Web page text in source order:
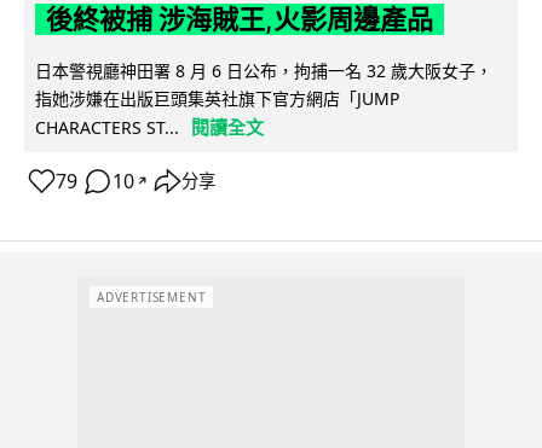
後終被捕 涉海賊王,火影周邊產品
日本警視廳神田署 8 月 6 日公布，拘捕一名 32 歲大阪女子，
指她涉嫌在出版巨頭集英社旗下官方網店「JUMP
CHARACTERS ST...
閱讀全文
79 10 ↗ 分享
ADVERTISEMENT